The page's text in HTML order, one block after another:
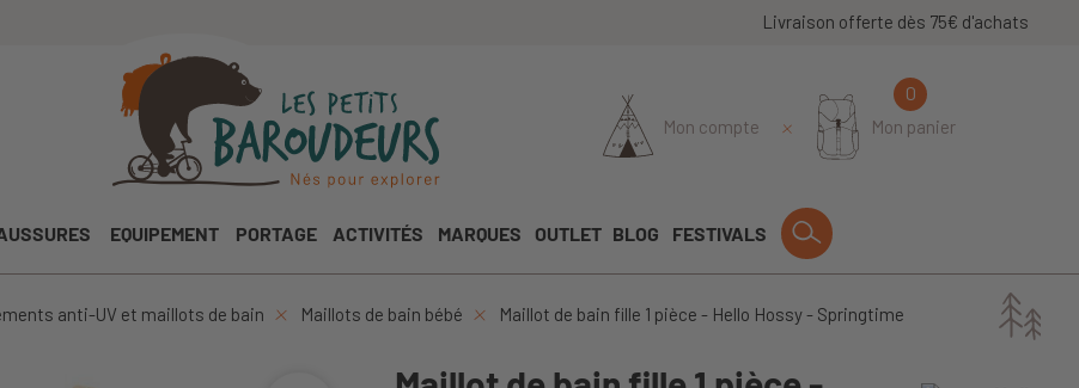
Livraison offerte dès 75€ d'achats
Mon compte Mon panier
0
EQUIPEMENT PORTAGE ACTIVITÉS MARQUES OUTLET BLOG FESTIVALS
anti-UV et maillots de bain Maillots de bain bébé Maillot de bain fille 1 pièce - Hello Hossy - Springtime